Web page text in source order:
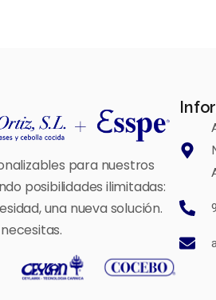
para nuestros
posibilidades ilimitadas:
una nueva solución.